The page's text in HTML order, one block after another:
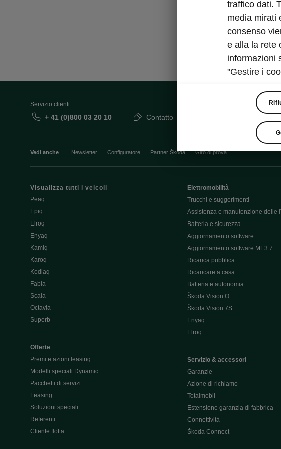
• Cockpit virtuale Plus
Servizio clienti
+ 41 (0)800 03 20 10 Contatto
Vedi anche Newsletter Configuratore Partner Škoda Giro di prova
Visualizza tutti i veicoli
Peaq
Epiq
Elroq
Enyaq
Kamiq
Karoq
Kodiaq
Fabia
Scala
Octavia
Superb
Offerte
Premi e azioni leasing
Modelli speciali Dynamic
Pacchetti di servizi
Leasing
Soluzioni speciali
Referenti
Cliente flotta
Elettromobilità
Trucchi e suggerimenti
Assistenza e manutenzione delle
Batteria e sicurezza
Aggiornamento software
Aggiornamento software ME3.7
Ricarica pubblica
Ricaricare a casa
Batteria e autonomia
Škoda Vision O
Škoda Vision 7S
Enyaq
Elroq
Servizio & accessori
Garanzie
Azione di richiamo
Totalmobil
Estensione garanzia di fabbrica
Connettività
Škoda Connect
traffico dati.
media mirati
consenso
e alla la rete
informazioni
"Gestire i